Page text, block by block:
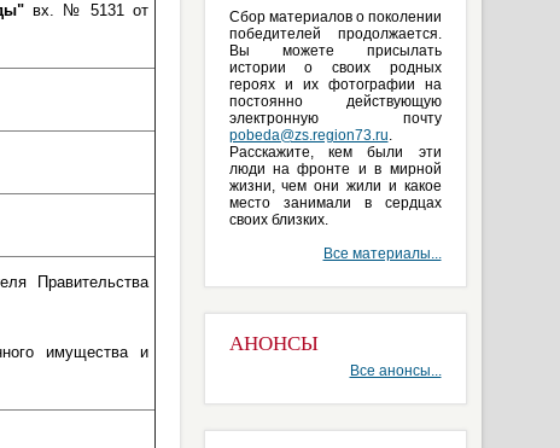
вх. № 5131 от
Правительства
имущества и
Сбор материалов о поколении
победителей продолжается.
Вы можете присылать
истории о своих родных
героях и их фотографии на
постоянно действующую
электронную почту
pobeda@zs.region73.ru.
Расскажите, кем были эти
люди на фронте и в мирной
жизни, чем они жили и какое
место занимали в сердцах
своих близких.
Все материалы...
АНОНСЫ
Все анонсы...